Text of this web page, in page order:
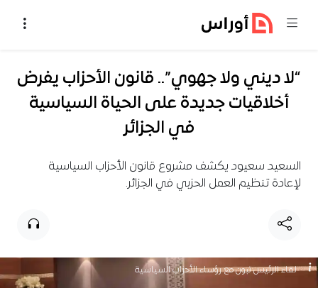
“لا ديني ولا جهوي”.. قانون الأحزاب يفرض
أخلاقيات جديدة على الحياة السياسية
في الجزائر
السعيد سعيود يكشف مشروع قانون الأحزاب السياسية
لإعادة تنظيم العمل الحزبي في الجزائر.
لقاء الرئيس تبون مع رؤساء الأحزاب السياسية